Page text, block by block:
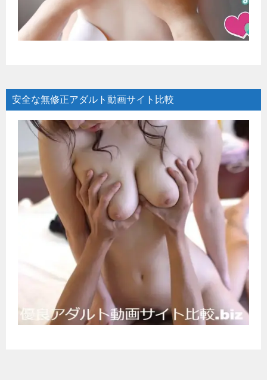
安全な無修正アダルト動画サイト比較